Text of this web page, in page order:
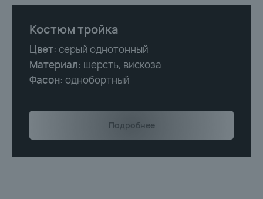
Костюм тройка
Цвет: серый однотонный
Материал: шерсть, вискоза
Фасон: однобортный
Подробнее